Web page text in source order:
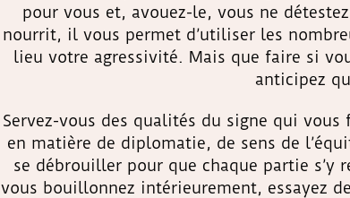
pour vous et, avouez-le, vous ne
nourrit, il vous permet d’utiliser les
lieu votre agressivité. Mais que faire si
anticipez
Servez-vous des qualités du signe qui vous
en matière de diplomatie, de sens de
se débrouiller pour que chaque partie
vous bouillonnez intérieurement, essayez